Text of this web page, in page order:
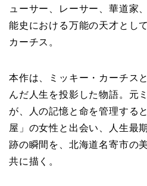
ューサー、レーサー、華道家
能史における万能の天才とし
カーチス。
本作は、ミッキー・カーチス
んだ人生を投影した物語。元
が、人の記憶と命を管理する
屋」の女性と出会い、人生最
跡の瞬間を、北海道名寄市の
共に描く。